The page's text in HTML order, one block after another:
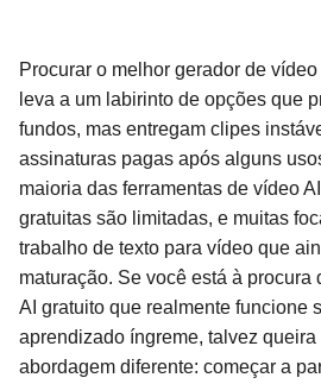
Procurar o melhor gerador de
leva a um labirinto de opções que
fundos, mas entregam clipes
assinaturas pagas após alguns
maioria das ferramentas de vídeo
gratuitas são limitadas, e muitas
trabalho de texto para vídeo que
maturação. Se você está à procura
AI gratuito que realmente funcione
aprendizado íngreme, talvez
abordagem diferente: começar a